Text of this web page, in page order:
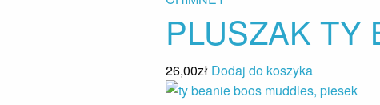
PLUSZAK TY
26,00zł Dodaj do koszyka